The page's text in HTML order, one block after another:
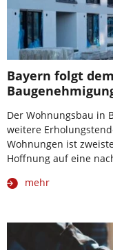
Bayern folgt
Der Wohnungsbau in
weitere
Wohnungen ist
Hoffnung auf eine
mehr